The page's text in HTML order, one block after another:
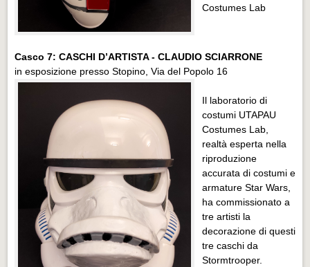
Costumes Lab
Casco 7: CASCHI D’ARTISTA - CLAUDIO SCIARRONE
in esposizione presso Stopino, Via del Popolo 16
Il laboratorio di
costumi UTAPAU
Costumes Lab,
realtà esperta nella
riproduzione
accurata di costumi e
armature Star Wars,
ha commissionato a
tre artisti la
decorazione di questi
tre caschi da
Stormtrooper.